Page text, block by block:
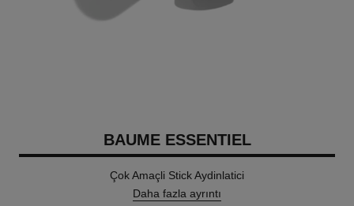
BAUME ESSENTIEL
Çok Amaçli Stick Aydinlatici
Daha fazla ayrıntı